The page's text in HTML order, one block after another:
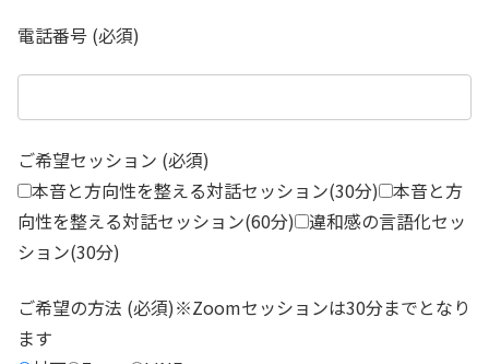
電話番号 (必須)
ご希望セッション (必須)
本音と方向性を整える対話セッション(30分) 本音と方
向性を整える対話セッション(60分) 違和感の言語化セッ
ション(30分)
ご希望の方法 (必須)※Zoomセッションは30分までとなり
ます